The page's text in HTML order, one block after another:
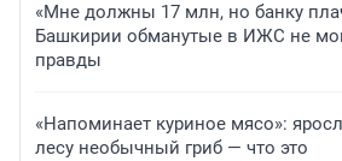
«Мне должны 17 млн, но банку
Башкирии обманутые в ИЖС не
правды
«Напоминает куриное мясо»:
лесу необычный гриб — что это